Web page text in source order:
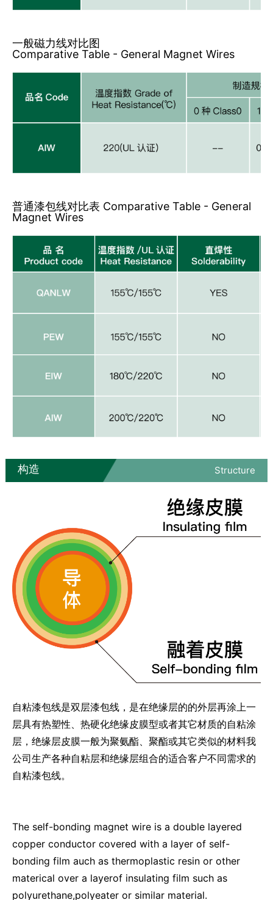
一般磁力线对比图
Comparative Table - General Magnet Wires
普通漆包线对比表 Comparative Table - General
Magnet Wires
构造 Structure
自粘漆包线是双层漆包线，是在绝缘层的的外层再涂上一
层具有热塑性、热硬化绝缘皮膜型或者其它材质的自粘涂
层，绝缘层皮膜一般为聚氨酯、聚酯或其它类似的材料我
公司生产各种自粘层和绝缘层组合的适合客户不同需求的
自粘漆包线。
The self-bonding magnet wire is a double layered
copper conductor covered with a layer of self-
bonding film auch as thermoplastic resin or other
materical over a layerof insulating film such as
polyurethane,polyeater or similar material.